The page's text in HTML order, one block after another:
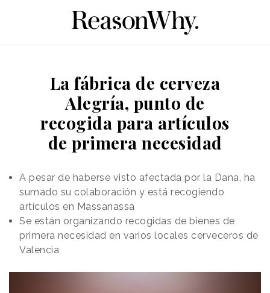
La fábrica de cerveza
Alegría, punto de
recogida para artículos
de primera necesidad
A pesar de haberse visto afectada por la Dana, ha
sumado su colaboración y está recogiendo
artículos en Massanassa
Se están organizando recogidas de bienes de
primera necesidad en varios locales cerveceros de
Valencia